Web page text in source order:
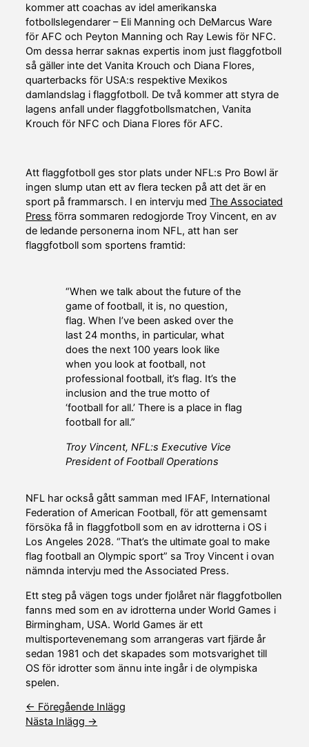
kommer att coachas av idel amerikanska
fotbollslegendarer – Eli Manning och DeMarcus Ware
för AFC och Peyton Manning och Ray Lewis för NFC.
Om dessa herrar saknas expertis inom just flaggfotboll
så gäller inte det Vanita Krouch och Diana Flores,
quarterbacks för USA:s respektive Mexikos
damlandslag i flaggfotboll. De två kommer att styra de
lagens anfall under flaggfotbollsmatchen, Vanita
Krouch för NFC och Diana Flores för AFC.
Att flaggfotboll ges stor plats under NFL:s Pro Bowl är
ingen slump utan ett av flera tecken på att det är en
sport på frammarsch. I en intervju medThe Associated
Press förra sommaren redogjorde Troy Vincent, en av
de ledande personerna inom NFL, att han ser
flaggfotboll som sportens framtid:
“When we talk about the future of the
game of football, it is, no question,
flag. When I’ve been asked over the
last 24 months, in particular, what
does the next 100 years look like
when you look at football, not
professional football, it’s flag. It’s the
inclusion and the true motto of
‘football for all.’ There is a place in flag
football for all.”
Troy Vincent, NFL:s Executive Vice
President of Football Operations
NFL har också gått samman med IFAF, International
Federation of American Football, för att gemensamt
försöka få in flaggfotboll som en av idrotterna i OS i
Los Angeles 2028. “That’s the ultimate goal to make
flag football an Olympic sport” sa Troy Vincent i ovan
nämnda intervju med the Associated Press.
Ett steg på vägen togs under fjolåret när flaggfotbollen
fanns med som en av idrotterna under World Games i
Birmingham, USA. World Games är ett
multisportevenemang som arrangeras vart fjärde år
sedan 1981 och det skapades som motsvarighet till
OS för idrotter som ännu inte ingår i de olympiska
spelen.
← Föregående Inlägg
Nästa Inlägg →